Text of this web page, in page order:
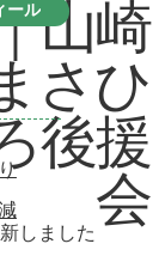
山崎
さひ
後援
会
ール
しました